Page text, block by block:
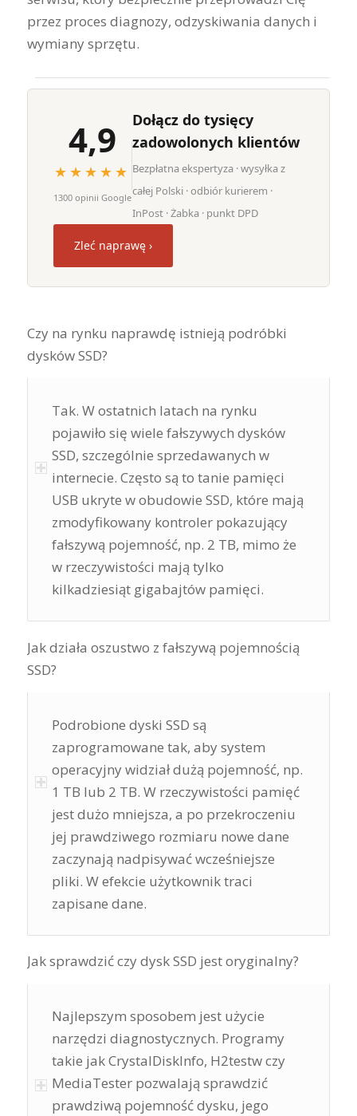
przez proces diagnozy, odzyskiwania danych i
wymiany sprzętu.
4,9
★★★★★
1300 opinii Google
Dołącz do tysięcy
zadowolonych klientów
Bezpłatna ekspertyza · wysyłka z
całej Polski · odbiór kurierem ·
InPost · Żabka · punkt DPD
Zleć naprawę ›
Czy na rynku naprawdę istnieją podróbki
dysków SSD?
Tak. W ostatnich latach na rynku
pojawiło się wiele fałszywych dysków
SSD, szczególnie sprzedawanych w
internecie. Często są to tanie pamięci
USB ukryte w obudowie SSD, które mają
zmodyfikowany kontroler pokazujący
fałszywą pojemność, np. 2 TB, mimo że
w rzeczywistości mają tylko
kilkadziesiąt gigabajtów pamięci.
Jak działa oszustwo z fałszywą pojemnością
SSD?
Podrobione dyski SSD są
zaprogramowane tak, aby system
operacyjny widział dużą pojemność, np.
1 TB lub 2 TB. W rzeczywistości pamięć
jest dużo mniejsza, a po przekroczeniu
jej prawdziwego rozmiaru nowe dane
zaczynają nadpisywać wcześniejsze
pliki. W efekcie użytkownik traci
zapisane dane.
Jak sprawdzić czy dysk SSD jest oryginalny?
Najlepszym sposobem jest użycie
narzędzi diagnostycznych. Programy
takie jak CrystalDiskInfo, H2testw czy
MediaTester pozwalają sprawdzić
prawdziwą pojemność dysku, jego